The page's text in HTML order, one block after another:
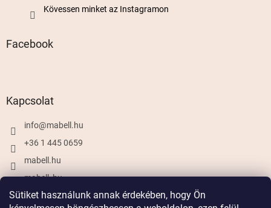
Sütiket használunk annak érdekében, hogy Ön
Kövessen minket az Instagramon
Facebook
Kapcsolat
info@mabell.hu
+36 1 445 0659
mabell.hu
mabell_hu